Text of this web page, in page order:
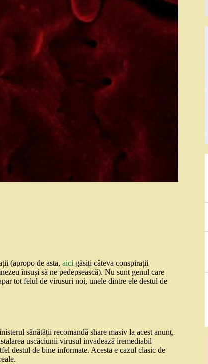
(apropo de asta, aici găsiți câteva conspirații
însuși să ne pedepsească). Nu sunt genul care
tot felul de virusuri noi, unele dintre ele destul de
sănătății recomandă share masiv la acest anunț,
uscăciunii virusul invadează iremediabil
destul de bine informate. Acesta e cazul clasic de